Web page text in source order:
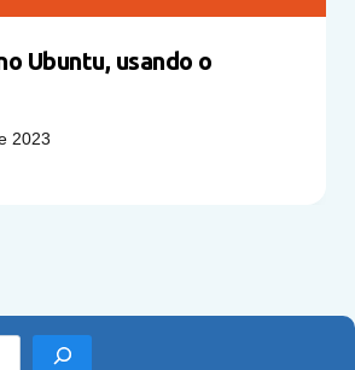
Ubuntu, usando o
2023